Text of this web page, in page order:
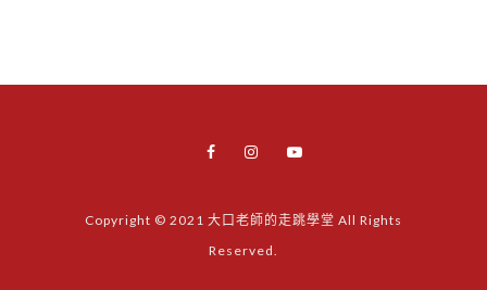
Copyright © 2021 大口老師的走跳學堂 All Rights
Reserved.